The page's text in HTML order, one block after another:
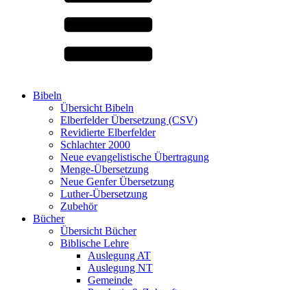
Bibeln
Übersicht Bibeln
Elberfelder Übersetzung (CSV)
Revidierte Elberfelder
Schlachter 2000
Neue evangelistische Übertragung
Menge-Übersetzung
Neue Genfer Übersetzung
Luther-Übersetzung
Zubehör
Bücher
Übersicht Bücher
Biblische Lehre
Auslegung AT
Auslegung NT
Gemeinde